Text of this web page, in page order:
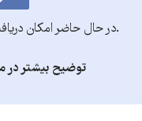
.در حال حاضر امکان
توضیح بیشتر در